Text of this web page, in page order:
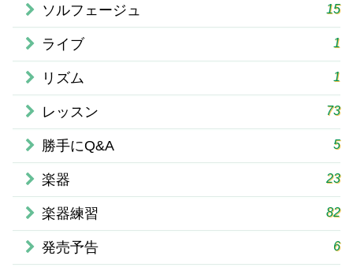
ソルフェージュ 15
ライブ 1
リズム 1
レッスン 73
勝手にQ&A 5
楽器 23
楽器練習 82
発売予告 6